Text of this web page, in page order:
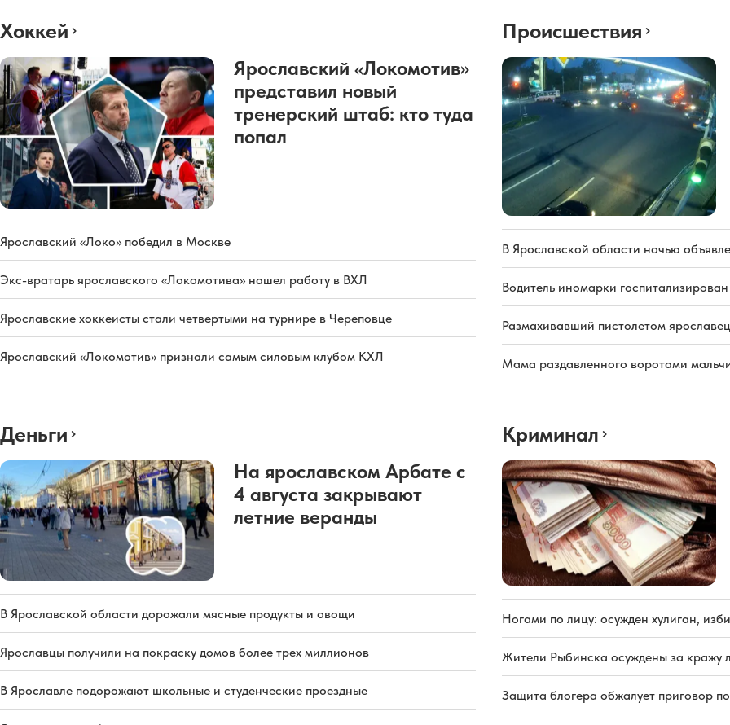
Хоккей
Ярославский «Локомотив»
представил новый
тренерский штаб: кто туда
попал
Ярославский «Локо» победил в Москве
Экс-вратарь ярославского «Локомотива» нашел работу в ВХЛ
Ярославские хоккеисты стали четвертыми на турнире в Череповце
Ярославский «Локомотив» признали самым силовым клубом КХЛ
Происшествия
В Ярославской области ночью
Водитель иномарки
Размахивавший пистолетом
Мама раздавленного воротами
Деньги
На ярославском Арбате с
4 августа закрывают
летние веранды
В Ярославской области дорожали мясные продукты и овощи
Ярославцы получили на покраску домов более трех миллионов
В Ярославле подорожают школьные и студенческие проездные
Криминал
Ногами по лицу: осужден хулиган,
Жители Рыбинска осуждены за кражу
Защита блогера обжалует приговор